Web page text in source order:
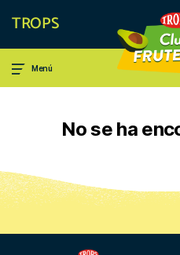
TROPS
Menú
No se ha